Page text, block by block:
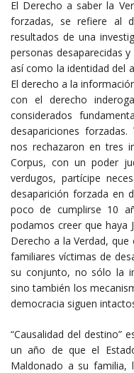
El Derecho a saber la
forzadas, se refiere al
resultados de una
personas desaparecidas
así como la identidad del
El derecho a la
con el derecho
considerados
desapariciones
nos rechazaron en tres
Corpus, con un poder
verdugos, partícipe
desaparición forzada en
poco de cumplirse 10
podamos creer que haya
Derecho a la Verdad,
familiares víctimas de
su conjunto, no sólo la
sino también los
democracia siguen
“Causalidad del destino”
un año de que el
Maldonado a su familia,